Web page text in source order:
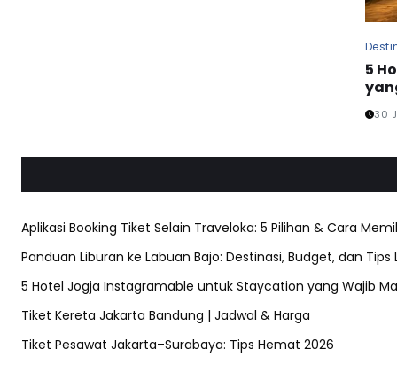
5
30
Aplikasi Booking Tiket Selain Traveloka: 5 Pilihan & Cara
Panduan Liburan ke Labuan Bajo: Destinasi, Budget, dan Tips
5 Hotel Jogja Instagramable untuk Staycation yang Wajib
Tiket Kereta Jakarta Bandung | Jadwal & Harga
Tiket Pesawat Jakarta–Surabaya: Tips Hemat 2026